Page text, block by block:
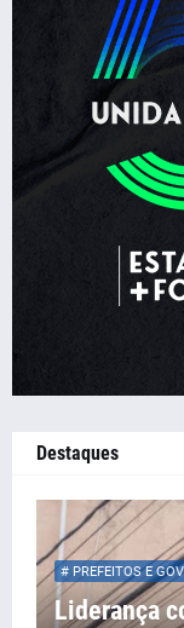
Destaques
# PREFEITOS E
Liderança